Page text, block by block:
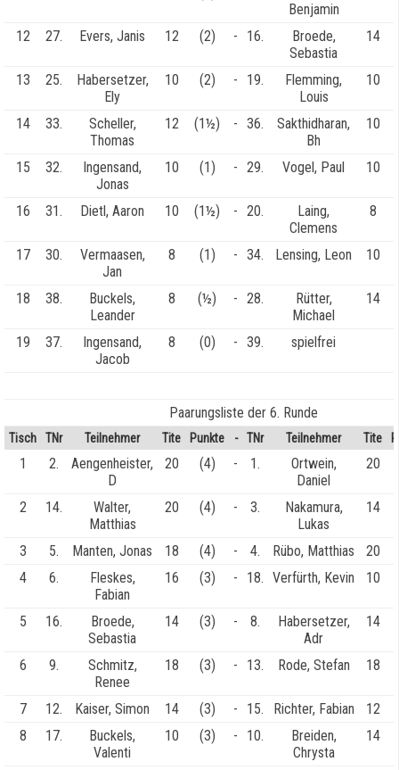
Benjamin
12 27. Evers, Janis 12 (2) - 16.
Broede,
Sebastia
14
13 25.
Habersetzer,
Ely
10 (2) - 19.
Flemming,
Louis
10
14 33.
Scheller,
Thomas
12 (1½) - 36.
Sakthidharan,
Bh
10
15 32.
Ingensand,
Jonas
10 (1) - 29. Vogel, Paul 10
16 31. Dietl, Aaron 10 (1½) - 20.
Laing,
Clemens
8
17 30.
Vermaasen,
Jan
8 (1) - 34. Lensing, Leon 10
18 38.
Buckels,
Leander
8 (½) - 28.
Rütter,
Michael
14
19 37.
Ingensand,
Jacob
8 (0) - 39. spielfrei
Paarungsliste der 6. Runde
Tisch TNr Teilnehmer Tite Punkte - TNr Teilnehmer Tite
1 2.
Aengenheister,
D
20 (4) - 1.
Ortwein,
Daniel
20
2 14.
Walter,
Matthias
20 (4) - 3.
Nakamura,
Lukas
14
3 5. Manten, Jonas 18 (4) - 4. Rübo, Matthias
20
4
6.
Fleskes,
Fabian
16 (3) - 18. Verfürth, Kevin 10
5 16.
Broede,
Sebastia
14 (3) - 8.
Habersetzer,
Adr
14
6 9.
Schmitz,
Renee
18 (3) - 13. Rode, Stefan 18
7 12. Kaiser, Simon 14 (3) - 15. Richter, Fabian
12
8
17.
Buckels,
Valenti
10 (3) - 10.
Breiden,
Chrysta
14